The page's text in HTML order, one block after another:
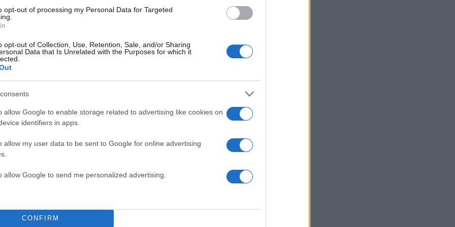
opt-out of processing my Personal Data for Targeted
opt-out of Collection, Use, Retention, Sale, and/or Sharing
Data that Is Unrelated with the Purposes for which it
allow Google to enable storage related to advertising like cookies on
identifiers in apps.
allow my user data to be sent to Google for online advertising
allow Google to send me personalized advertising.
CONFIRM
της παρουσιάστριας στη